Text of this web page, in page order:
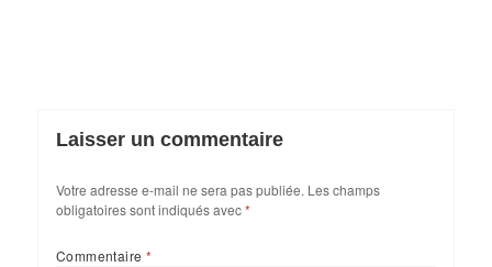
Laisser un commentaire
Votre adresse e-mail ne sera pas publiée. Les champs
obligatoires sont indiqués avec*
Commentaire*